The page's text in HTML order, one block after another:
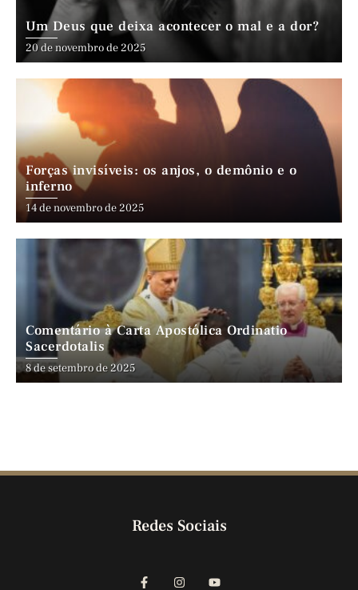
Um Deus que deixa acontecer o mal e a dor?
20 de novembro de 2025
Forças invisíveis: os anjos, o demônio e o
inferno
14 de novembro de 2025
Comentário à Carta Apostólica Ordinatio
Sacerdotalis
8 de setembro de 2025
Redes Sociais